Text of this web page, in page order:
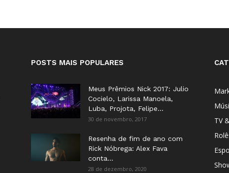
POSTS MAIS POPULARES
Meus Prêmios Nick 2017: Julio
Cocielo, Larissa Manoela,
Luba, Projota, Felipe...
30 de novembro, 2017
Resenha de fim de ano com
Rick Nóbrega: Alex Fava
conta...
28 de dezembro, 2020
TV